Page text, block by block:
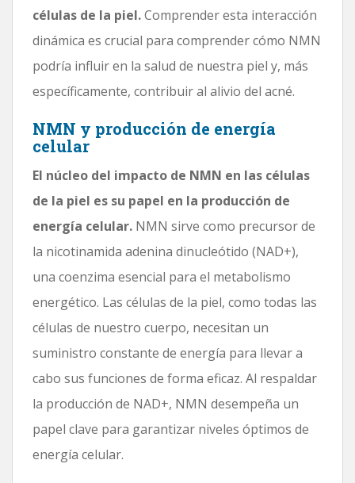
células de la piel.Comprender esta interacción
dinámica es crucial para comprender cómo NMN
podría influir en la salud de nuestra piel y, más
específicamente, contribuir al alivio del acné.
NMN y producción de energía
celular
El núcleo del impacto de NMN en las células
de la piel es su papel en la producción de
energía celular. NMN sirve como precursor de
la nicotinamida adenina dinucleótido (NAD+),
una coenzima esencial para el metabolismo
energético. Las células de la piel, como todas las
células de nuestro cuerpo, necesitan un
suministro constante de energía para llevar a
cabo sus funciones de forma eficaz. Al respaldar
la producción de NAD+, NMN desempeña un
papel clave para garantizar niveles óptimos de
energía celular.